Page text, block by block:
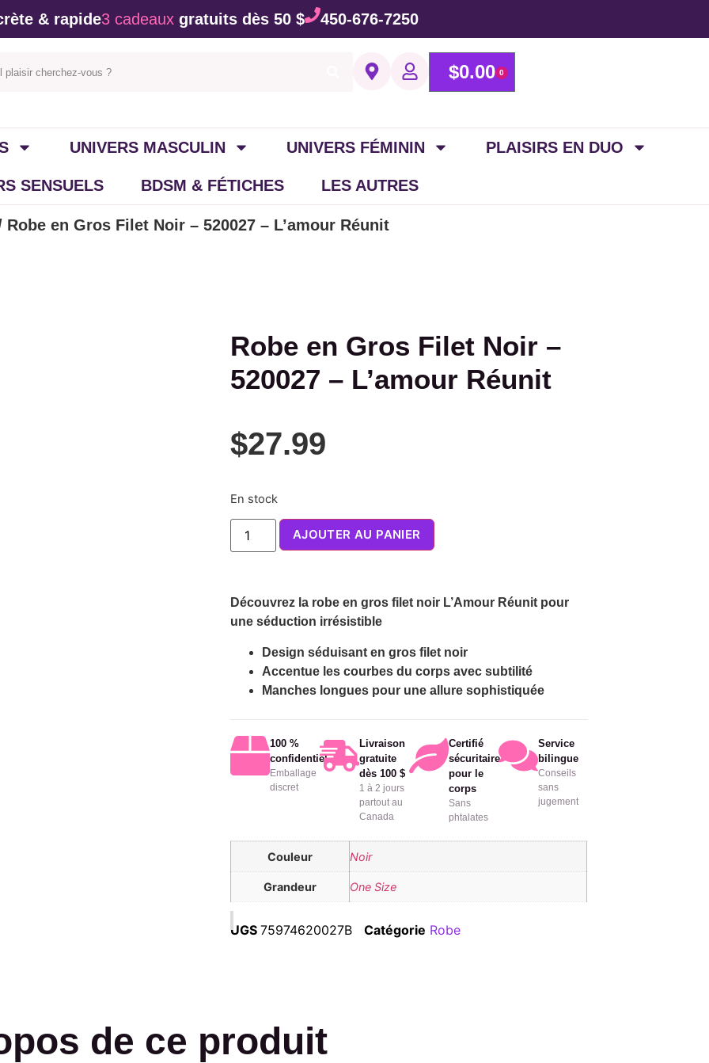
& rapide3 cadeaux gratuits dès 50 $ 450-676-7250
$0.00 0
UNIVERS MASCULIN UNIVERS FÉMININ PLAISIRS EN DUO
SENSUELS BDSM & FÉTICHES LES AUTRES
en Gros Filet Noir – 520027 – L’amour Réunit
Robe en Gros Filet Noir –
520027 – L’amour Réunit
$27.99
En stock
AJOUTER AU PANIER
Découvrez la robe en gros filet noir L’Amour Réunit pour
une séduction irrésistible
Design séduisant en gros filet noir
Accentue les courbes du corps avec subtilité
Manches longues pour une allure sophistiquée
100 %
confidentiel
Emballage
discret
Livraison
gratuite
dès 100 $
1 à 2 jours
partout au
Canada
Certifié
sécuritaire
pour le
corps
Sans
phtalates
Service
bilingue
Conseils
sans
jugement
Couleur Noir
Grandeur One Size
UGS 75974620027B Catégorie Robe
de ce produit